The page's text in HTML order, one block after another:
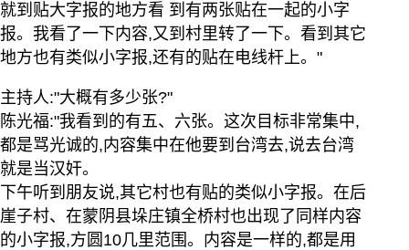
就到贴大字报的地方看 到有两张贴在一起的小字
报。我看了一下内容,又到村里转了一下。看到其它
地方也有类似小字报,还有的贴在电线杆上。"
主持人:"大概有多少张?"
陈光福:"我看到的有五、六张。这次目标非常集中,
都是骂光诚的,内容集中在他要到台湾去,说去台湾
就是当汉奸。
下午听到朋友说,其它村也有贴的类似小字报。在后
崖子村、在蒙阴县垛庄镇全桥村也出现了同样内容
的小字报,方圆10几里范围。内容是一样的,都是用